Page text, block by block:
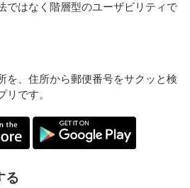
ではなく階層型のユーザビリティで
を、住所から郵便番号をサクッと検
リです。
る